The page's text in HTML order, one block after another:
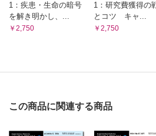
3. [Short Article] PRISM（官民研究
ム） ―データ駆動的創薬標的探
4. [Short Article] 毒性発現メカニズ
ら【芹沢貴之】
6. [Short Article] 小野薬品における
1：疾患・生命の暗号
を解き明かし、...
￥2,750
1：研究費獲得の
とコツ キャ...
￥2,750
この商品に関連する商品